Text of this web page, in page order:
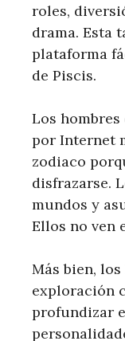
roles,
drama. Esta
plataforma
de Piscis.
Los
por Internet
zodiaco
disfrazarse.
mundos y
Ellos no ven
Más bien,
exploración
profundizar